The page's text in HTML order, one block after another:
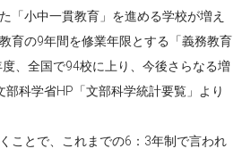
「小中一貫教育」を進める学校が増え
育の9年間を修業年限とする「義務教育
、全国で94校に上り、今後さらなる増
科学省HP「文部科学統計要覧」より
ことで、これまでの6：3年制で言われ